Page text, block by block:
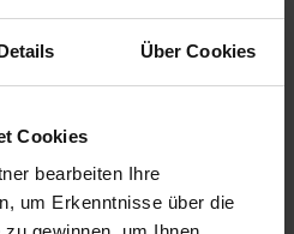
Über Cookies
Cookies
bearbeiten Ihre
um Erkenntnisse über die